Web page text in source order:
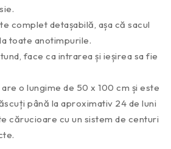
complet detașabilă, așa că sacul
toate anotimpurile.
face ca intrarea și ieșirea sa fie
o lungime de 50 x 100 cm și este
până la aproximativ 24 de luni
cărucioare cu un sistem de centuri